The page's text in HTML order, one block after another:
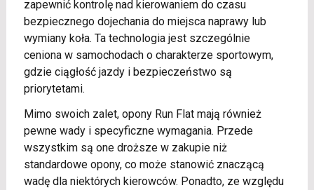
zapewnić kontrolę nad kierowaniem do czasu
bezpiecznego dojechania do miejsca naprawy lub
wymiany koła. Ta technologia jest szczególnie
ceniona w samochodach o charakterze sportowym,
gdzie ciągłość jazdy i bezpieczeństwo są
priorytetami.
Mimo swoich zalet, opony Run Flat mają również
pewne wady i specyficzne wymagania. Przede
wszystkim są one droższe w zakupie niż
standardowe opony, co może stanowić znaczącą
wadę dla niektórych kierowców. Ponadto, ze względu